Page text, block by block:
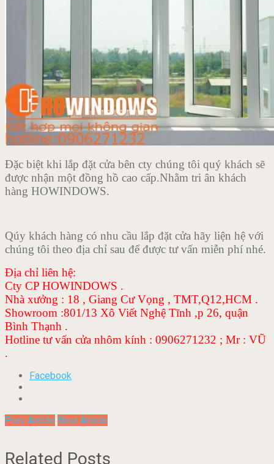
Đặc biệt khi lắp đặt cửa bên cty chúng tôi quý khách sẽ
được nhận một đồng hồ cao cấp.Nhằm tri ân khách
hàng HOWINDOWS.
Qúy khách hàng có nhu cầu lắp đặt cửa hãy liện hệ với
chúng tôi theo địa chỉ sau để được tư vấn miễn phí nhé.
Địa chỉ liên hệ:
Cty CP HOWINDOWS .
Nhà xưởng : 18 , Giang Cư Vọng , TMT,Q12,HCM .
Showroom :801/13 Xô Viết Nghệ Tĩnh ,p 26, quận
Bình Thạnh .
Hotline tư vấn cửa nhôm kính : 0906271232 ; Mr : VŨ
.
Facebook
Prev Article Next Article
Related Posts